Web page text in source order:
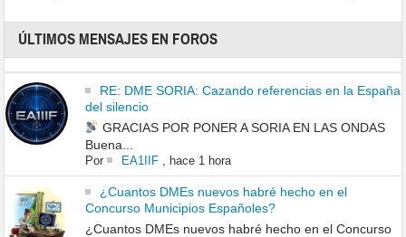
ÚLTIMOS MENSAJES EN FOROS
RE: DME SORIA: Cazando referencias en la España
del silencio
GRACIAS POR PONER A SORIA EN LAS ONDAS
Buena...
Por EA1IIF, hace 1 hora
¿Cuantos DMEs nuevos habré hecho en el
Concurso Municipios Españoles?
¿Cuantos DMEs nuevos habré hecho en el Concurso